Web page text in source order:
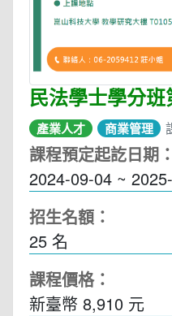
民法學士學分班
產業人才 商業管理
課程預定起訖日期：
2024-09-04 ~
招生名額：
25 名
課程價格：
新臺幣 8,910 元